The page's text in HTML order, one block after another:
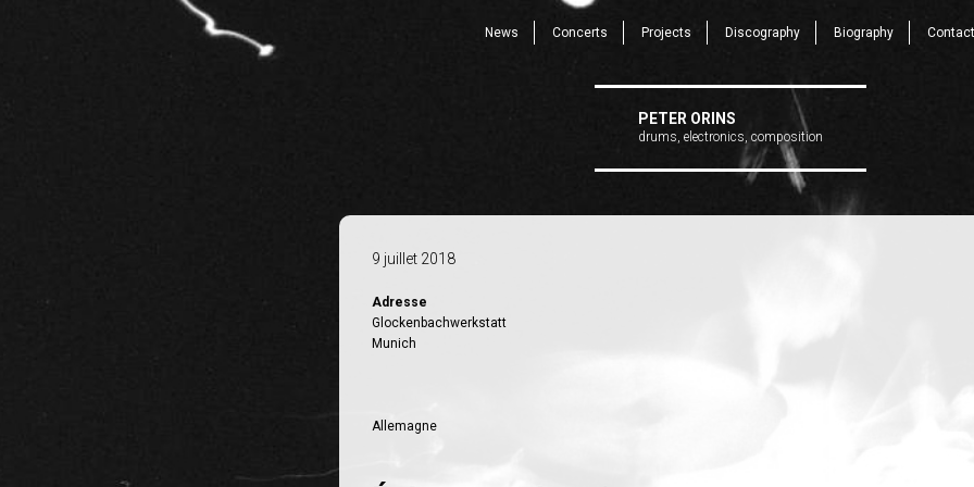
News Concerts Projects Discography Biography Contact
PETER ORINS
drums, electronics, composition
9 juillet 2018
Adresse
Glockenbachwerkstatt
Munich
Allemagne